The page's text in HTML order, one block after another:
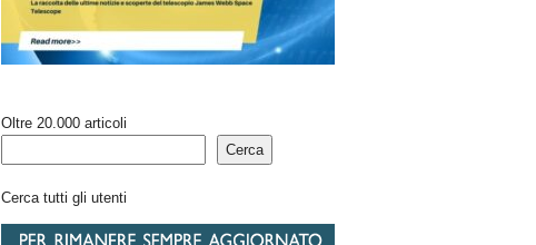
Oltre 20.000 articoli
Cerca
Cerca tutti gli utenti